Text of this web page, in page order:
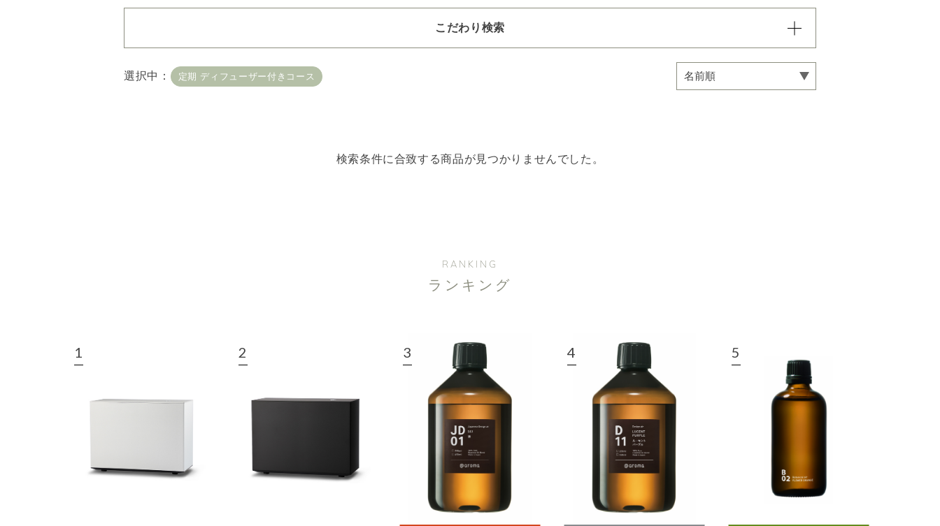
こだわり検索
容量・用途で絞り込む ※一つお選びください
※一つお選びください
選択中： 定期 ディフューザー付きコース
検索条件に合致する商品が見つかりませんでした。
RANKING
ランキング